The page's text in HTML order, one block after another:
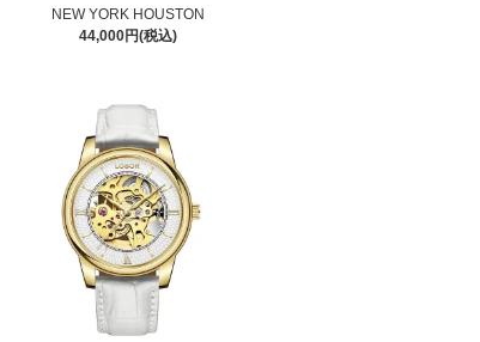
NEW YORK HOUSTON
44,000円(税込)